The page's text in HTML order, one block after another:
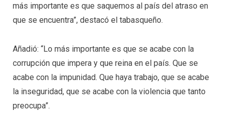
más importante es que saquemos al país del atraso en
que se encuentra”, destacó el tabasqueño.
Añadió: “Lo más importante es que se acabe con la
corrupción que impera y que reina en el país. Que se
acabe con la impunidad. Que haya trabajo, que se acabe
la inseguridad, que se acabe con la violencia que tanto
preocupa”.